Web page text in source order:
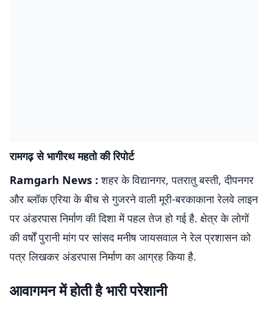
रामगढ़ से भागीरथ महतो की रिपोर्ट
Ramgarh News :शहर के विद्यानगर, पतरातु बस्ती, दीपनगर
और ब्लॉक एरिया के बीच से गुजरने वाली मूरी-बरकाकाना रेलवे लाइन
पर अंडरपास निर्माण की दिशा में पहल तेज हो गई है. क्षेत्र के लोगों
की वर्षों पुरानी मांग पर सांसद मनीष जायसवाल ने रेल प्रशासन को
पत्र लिखकर अंडरपास निर्माण का आग्रह किया है.
आवागमन में होती है भारी परेशानी